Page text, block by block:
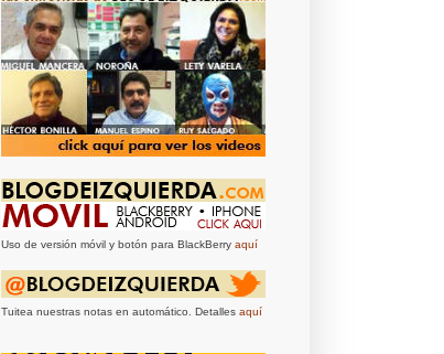
Uso de versión móvil y botón para BlackBerry aquí
Tuitea nuestras notas en automático. Detalles aquí